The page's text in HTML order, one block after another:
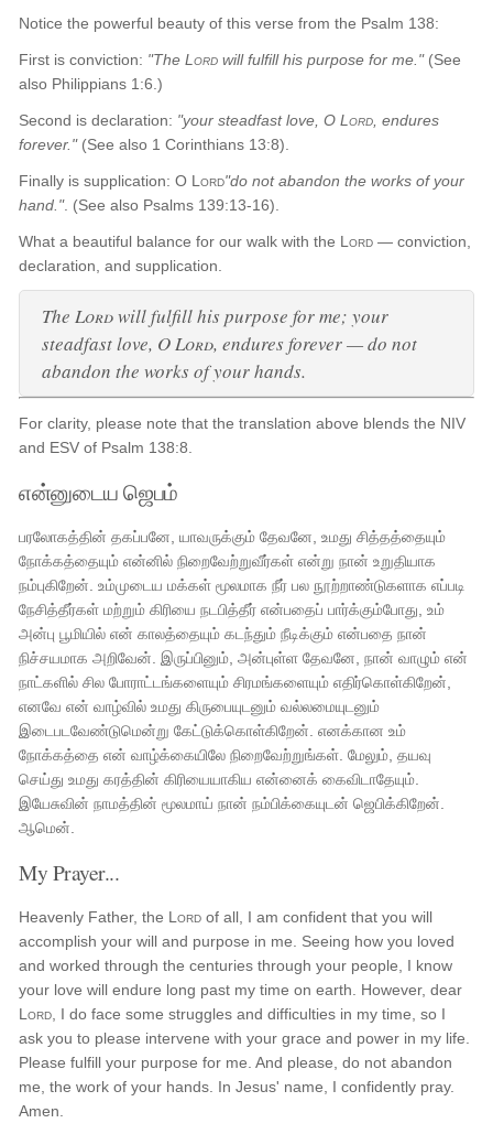
Notice the powerful beauty of this verse from the Psalm 138:
First is conviction: "TheLord will fulfill his purpose for me."(See
also Philippians 1:6.)
Second is declaration: "your steadfast love, OLord , endures
forever."(See also 1 Corinthians 13:8).
Finally is supplication: O Lord"do not abandon the works of your
hand.". (See also Psalms 139:13-16).
What a beautiful balance for our walk with the Lord — conviction,
declaration, and supplication.
TheLordwill fulfill his purpose for me; your
steadfast love, OLord, endures forever — do not
abandon the works of your hands.
For clarity, please note that the translation above blends the NIV
and ESV of Psalm 138:8.
என்னுடைய ஜெபம்
பரலோகத்தின் தகப்பனே, யாவருக்கும் தேவனே, உமது சித்தத்தையும்
நோக்கத்தையும் என்னில் நிறைவேற்றுவீர்கள் என்று நான் உறுதியாக
நம்புகிறேன். உம்முடைய மக்கள் மூலமாக நீர் பல நூற்றாண்டுகளாக எப்படி
நேசித்தீர்கள் மற்றும் கிரியை நடபித்தீர் என்பதைப் பார்க்கும்போது, ​​​​உம்
அன்பு பூமியில் என் காலத்தையும் கடந்தும் நீடிக்கும் என்பதை நான்
நிச்சயமாக அறிவேன். இருப்பினும், அன்புள்ள தேவனே, நான் வாழும் என்
நாட்களில் சில போராட்டங்களையும் சிரமங்களையும் எதிர்கொள்கிறேன்,
எனவே என் வாழ்வில் உமது கிருபையுடனும் வல்லமையுடனும்
இடைபடவேண்டுமென்று கேட்டுக்கொள்கிறேன். எனக்கான உம்
நோக்கத்தை என் வாழ்க்கையிலே நிறைவேற்றுங்கள். மேலும், தயவு
செய்து உமது கரத்தின் கிரியையாகிய என்னைக் கைவிடாதேயும்.
இயேசுவின் நாமத்தின் மூலமாய் நான் நம்பிக்கையுடன் ஜெபிக்கிறேன்.
ஆமென்.
My Prayer...
Heavenly Father, the Lord of all, I am confident that you will
accomplish your will and purpose in me. Seeing how you loved
and worked through the centuries through your people, I know
your love will endure long past my time on earth. However, dear
Lord , I do face some struggles and difficulties in my time, so I
ask you to please intervene with your grace and power in my life.
Please fulfill your purpose for me. And please, do not abandon
me, the work of your hands. In Jesus' name, I confidently pray.
Amen.